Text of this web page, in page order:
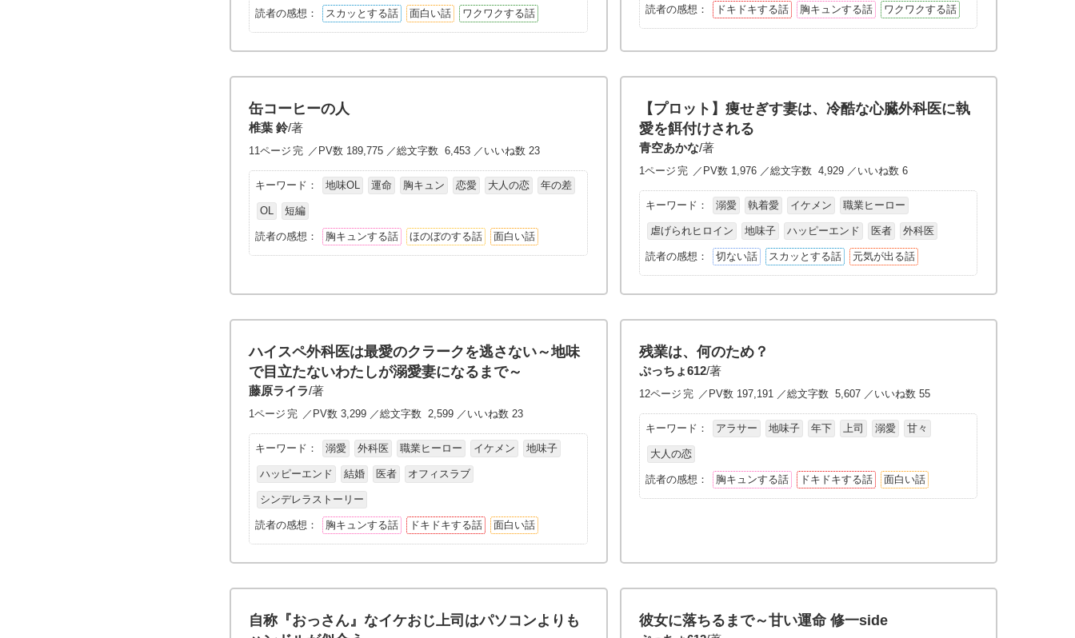
読者の感想： スカッとする話 面白い話 ワクワクする話 読者の感想： ドキドキする話 胸キュンする話 ワクワクする話
缶コーヒーの人
椎葉 鈴/著
11ページ 完 ／PV数 189,775 ／総文字数 6,453 ／いいね数 23
キーワード： 地味OL 運命 胸キュン 恋愛 大人の恋 年の差
OL 短編
読者の感想： 胸キュンする話 ほのぼのする話 面白い話
【プロット】痩せぎす妻は、冷酷な心臓外科医に執
愛を餌付けされる
青空あかな/著
1ページ 完 ／PV数 1,976 ／総文字数 4,929 ／いいね数 6
キーワード： 溺愛 執着愛 イケメン 職業ヒーロー
虐げられヒロイン 地味子 ハッピーエンド 医者 外科医
読者の感想： 切ない話 スカッとする話 元気が出る話
ハイスペ外科医は最愛のクラークを逃さない～地味
で目立たないわたしが溺愛妻になるまで～
藤原ライラ/著
1ページ 完 ／PV数 3,299 ／総文字数 2,599 ／いいね数 23
キーワード： 溺愛 外科医 職業ヒーロー イケメン 地味子
ハッピーエンド 結婚 医者 オフィスラブ
シンデレラストーリー
読者の感想： 胸キュンする話 ドキドキする話 面白い話
残業は、何のため？
ぷっちょ612/著
12ページ 完 ／PV数 197,191 ／総文字数 5,607 ／いいね数 55
キーワード： アラサー 地味子 年下 上司 溺愛 甘々
大人の恋
読者の感想： 胸キュンする話 ドキドキする話 面白い話
自称『おっさん』なイケおじ上司はパソコンよりも
彼女に落ちるまで～甘い運命 修一side